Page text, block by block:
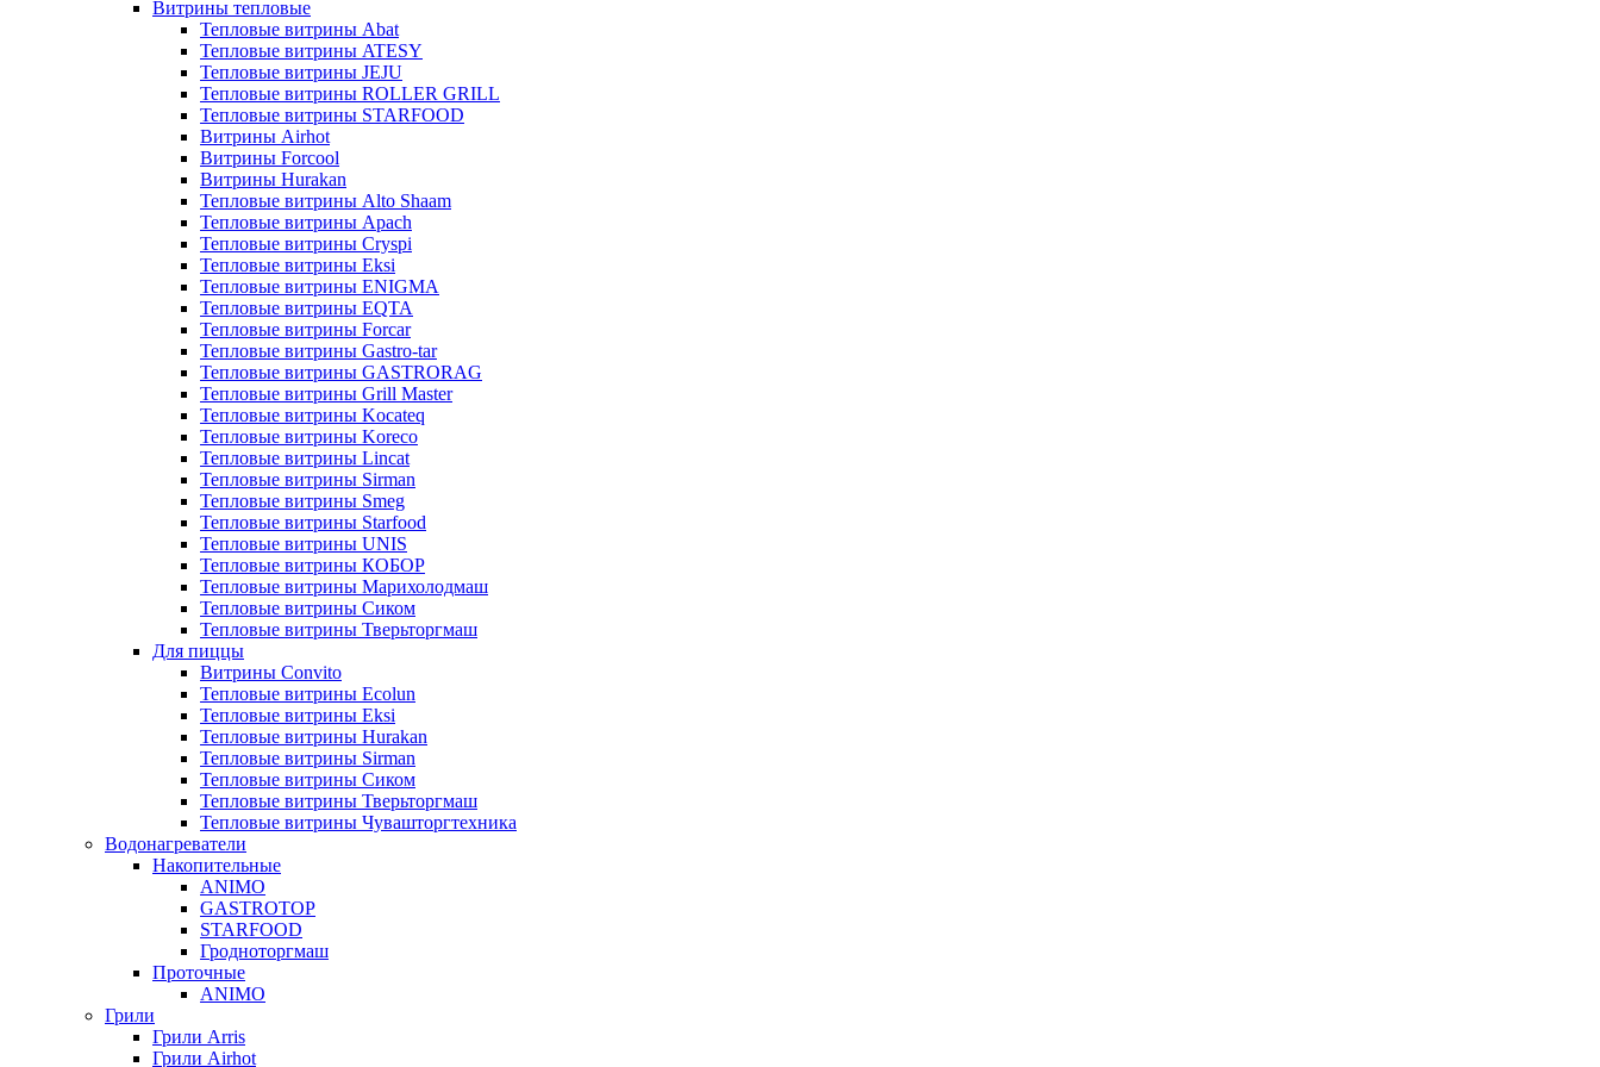
Витрины тепловые
Тепловые витрины Abat
Тепловые витрины ATESY
Тепловые витрины JEJU
Тепловые витрины ROLLER GRILL
Тепловые витрины STARFOOD
Витрины Airhot
Витрины Forcool
Витрины Hurakan
Тепловые витрины Alto Shaam
Тепловые витрины Apach
Тепловые витрины Cryspi
Тепловые витрины Eksi
Тепловые витрины ENIGMA
Тепловые витрины EQTA
Тепловые витрины Forcar
Тепловые витрины Gastro-tar
Тепловые витрины GASTRORAG
Тепловые витрины Grill Master
Тепловые витрины Kocateq
Тепловые витрины Koreco
Тепловые витрины Lincat
Тепловые витрины Sirman
Тепловые витрины Smeg
Тепловые витрины Starfood
Тепловые витрины UNIS
Тепловые витрины КОБОР
Тепловые витрины Марихолодмаш
Тепловые витрины Сиком
Тепловые витрины Тверьторгмаш
Для пиццы
Витрины Convito
Тепловые витрины Ecolun
Тепловые витрины Eksi
Тепловые витрины Hurakan
Тепловые витрины Sirman
Тепловые витрины Сиком
Тепловые витрины Тверьторгмаш
Тепловые витрины Чувашторгтехника
Водонагреватели
Накопительные
ANIMO
GASTROTOP
STARFOOD
Гродноторгмаш
Проточные
ANIMO
Грили
Грили Arris
Грили Airhot